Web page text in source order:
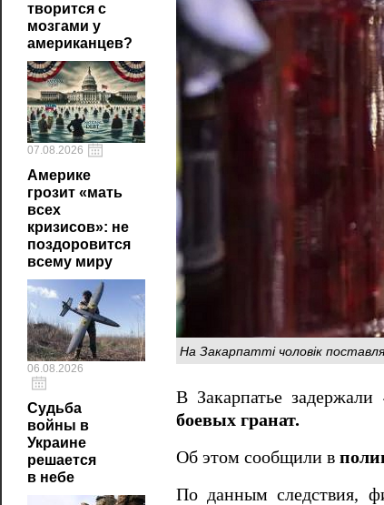
творится с
мозгами у
американцев?
07.08.2026
Америке
грозит «мать
всех
кризисов»: не
поздоровится
всему миру
06.08.2026
Судьба
войны в
Украине
решается
в небе
На Закарпатті чоловік
В Закарпатье
боевых гранат.
Об этом сообщили в
По данным следствия,